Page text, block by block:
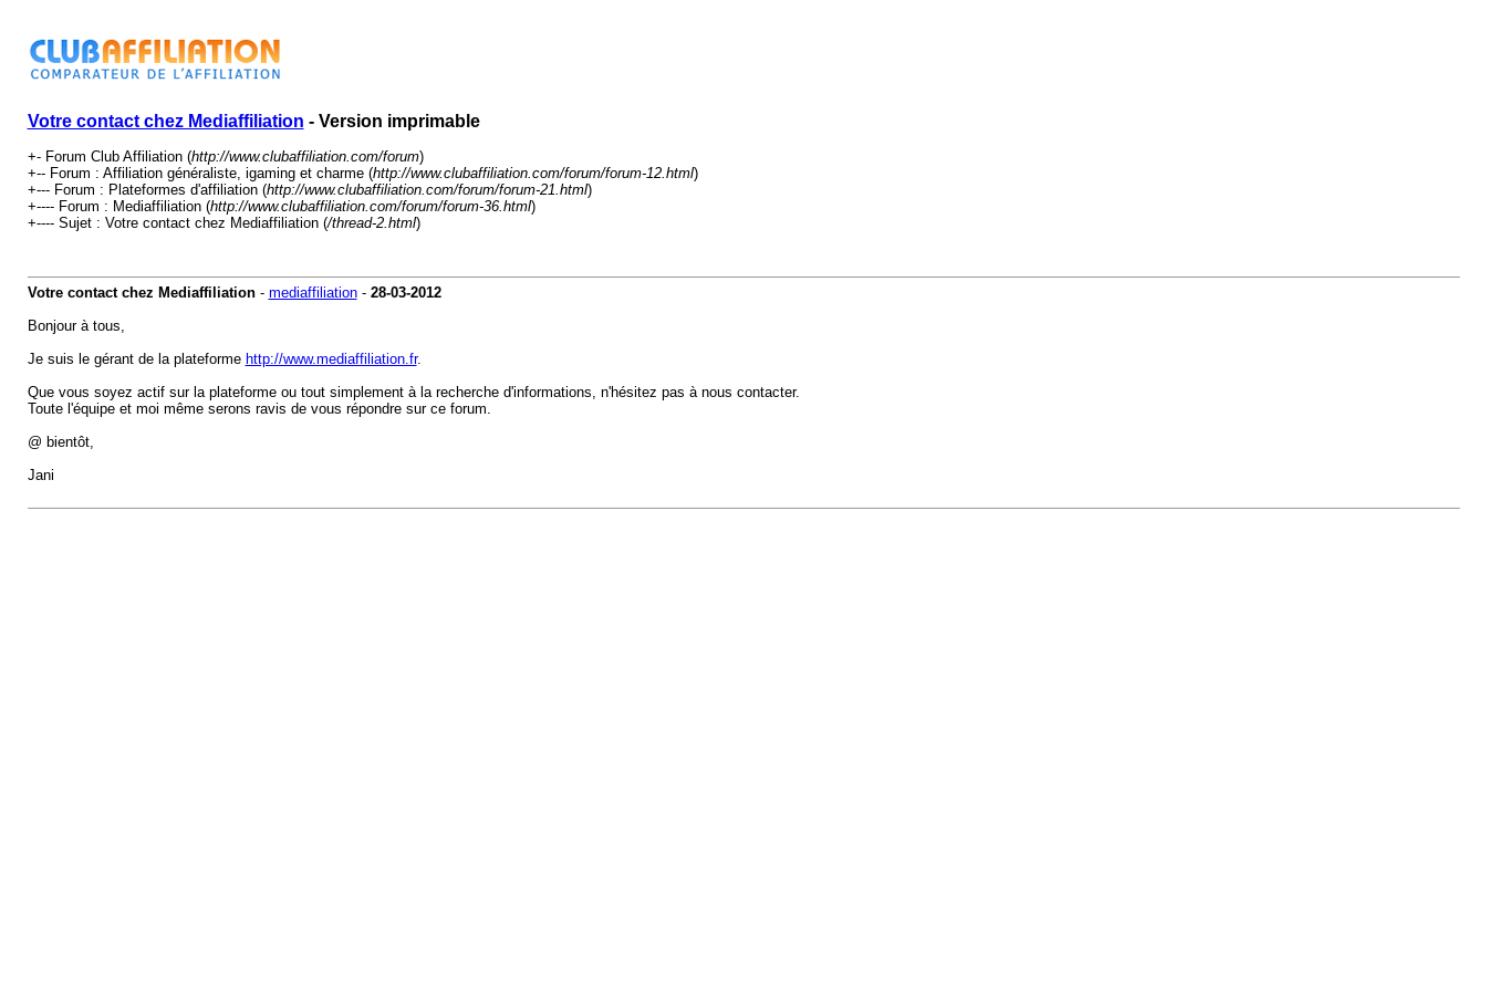
Votre contact chez Mediaffiliation - Version imprimable
+- Forum Club Affiliation (http://www.clubaffiliation.com/forum)
+-- Forum : Affiliation généraliste, igaming et charme (http://www.clubaffiliation.com/forum/forum-12.html)
+--- Forum : Plateformes d'affiliation (http://www.clubaffiliation.com/forum/forum-21.html)
+---- Forum : Mediaffiliation (http://www.clubaffiliation.com/forum/forum-36.html)
+---- Sujet : Votre contact chez Mediaffiliation (/thread-2.html)
Votre contact chez Mediaffiliation- mediaffiliation- 28-03-2012
Bonjour à tous,
Je suis le gérant de la plateforme http://www.mediaffiliation.fr.
Que vous soyez actif sur la plateforme ou tout simplement à la recherche d'informations, n'hésitez pas à nous contacter.
Toute l'équipe et moi même serons ravis de vous répondre sur ce forum.
@ bientôt,
Jani